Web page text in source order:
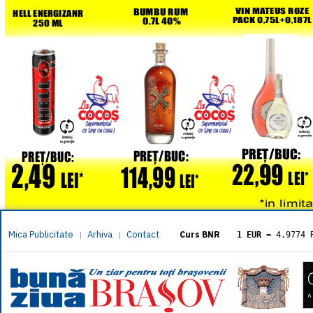
Mica Publicitate | Arhiva | Contact Curs BNR 1 EUR = 4.9774
= 5.8304
1 XAU= 464.4611
1 AED= 1.1933
1 AUD= 2.7957
1 BGN= 2.5449